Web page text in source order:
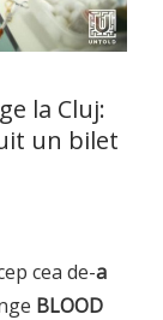
la Cluj:
un bilet
cea de-a
BLOOD